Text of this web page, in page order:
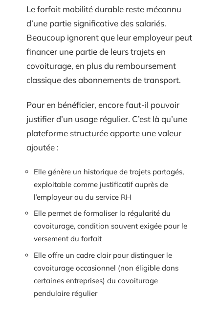
Le forfait mobilité durable reste méconnu
d’une partie significative des salariés.
Beaucoup ignorent que leur employeur peut
financer une partie de leurs trajets en
covoiturage, en plus du remboursement
classique des abonnements de transport.
Pour en bénéficier, encore faut-il pouvoir
justifier d’un usage régulier. C’est là qu’une
plateforme structurée apporte une valeur
ajoutée :
Elle génère un historique de trajets partagés,
exploitable comme justificatif auprès de
l’employeur ou du service RH
Elle permet de formaliser la régularité du
covoiturage, condition souvent exigée pour le
versement du forfait
Elle offre un cadre clair pour distinguer le
covoiturage occasionnel (non éligible dans
certaines entreprises) du covoiturage
pendulaire régulier